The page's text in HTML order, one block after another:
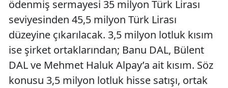
ödenmiş sermayesi 35 milyon Türk Lirası
seviyesinden 45,5 milyon Türk Lirası
düzeyine çıkarılacak. 3,5 milyon lotluk kısım
ise şirket ortaklarından; Banu DAL, Bülent
DAL ve Mehmet Haluk Alpay’a ait kısım. Söz
konusu 3,5 milyon lotluk hisse satışı, ortak